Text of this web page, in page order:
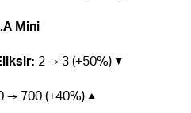
Mini
: 2 → 3 (+50%) ▼
→ 700 (+40%) ▲